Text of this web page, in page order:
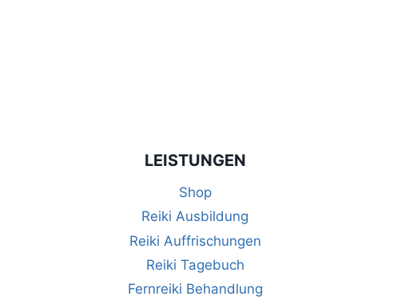
LEISTUNGEN
Shop
Reiki Ausbildung
Reiki Auffrischungen
Reiki Tagebuch
Fernreiki Behandlung